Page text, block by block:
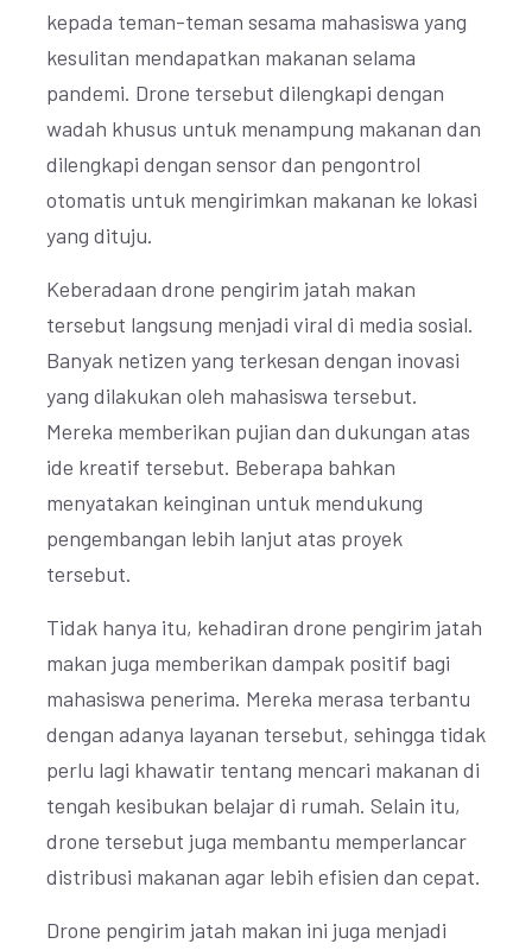
kepada teman-teman sesama mahasiswa yang
kesulitan mendapatkan makanan selama
pandemi. Drone tersebut dilengkapi dengan
wadah khusus untuk menampung makanan dan
dilengkapi dengan sensor dan pengontrol
otomatis untuk mengirimkan makanan ke lokasi
yang dituju.
Keberadaan drone pengirim jatah makan
tersebut langsung menjadi viral di media sosial.
Banyak netizen yang terkesan dengan inovasi
yang dilakukan oleh mahasiswa tersebut.
Mereka memberikan pujian dan dukungan atas
ide kreatif tersebut. Beberapa bahkan
menyatakan keinginan untuk mendukung
pengembangan lebih lanjut atas proyek
tersebut.
Tidak hanya itu, kehadiran drone pengirim jatah
makan juga memberikan dampak positif bagi
mahasiswa penerima. Mereka merasa terbantu
dengan adanya layanan tersebut, sehingga tidak
perlu lagi khawatir tentang mencari makanan di
tengah kesibukan belajar di rumah. Selain itu,
drone tersebut juga membantu memperlancar
distribusi makanan agar lebih efisien dan cepat.
Drone pengirim jatah makan ini juga menjadi